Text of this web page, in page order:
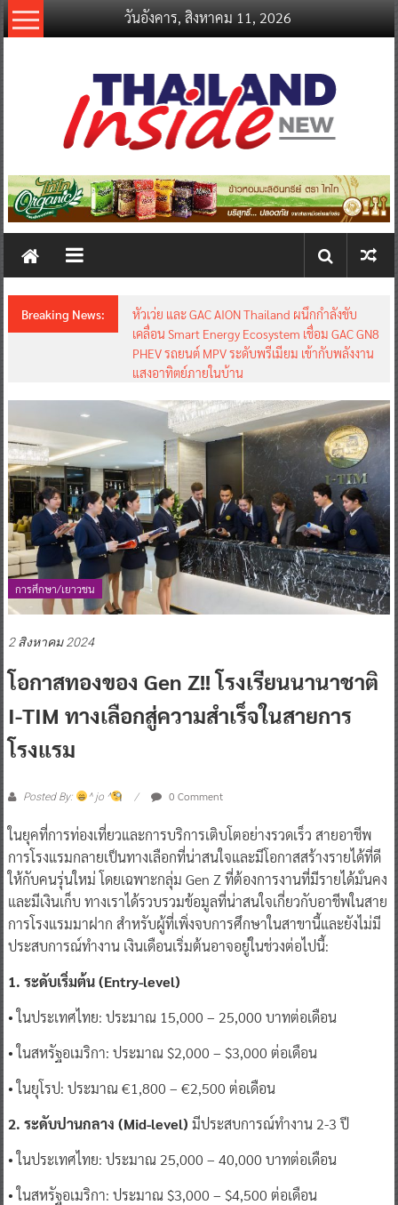
Skip
to
วันอังคาร, สิงหาคม 11, 2026
thailandinsidenew.com
Thailand
New
Breaking News:
หัวเว่ย และ GAC AION Thailand ผนึกกำลังขับ
เคลื่อน Smart Energy Ecosystem เชื่อม GAC GN8
PHEV รถยนต์ MPV ระดับพรีเมียม เข้ากับพลังงาน
แสงอาทิตย์ภายในบ้าน
การศึกษา/เยาวชน
2 สิงหาคม 2024
โอกาสทองของ Gen Z!! โรงเรียนนานาชาติ
I-TIM ทางเลือกสู่ความสำเร็จในสายการ
โรงแรม
Posted By: ^ jo ^ 0 Comment
ในยุคที่การท่องเที่ยวและการบริการเติบโตอย่างรวดเร็ว สายอาชีพ
การโรงแรมกลายเป็นทางเลือกที่น่าสนใจและมีโอกาสสร้างรายได้ที่ดี
ให้กับคนรุ่นใหม่ โดยเฉพาะกลุ่ม Gen Z ที่ต้องการงานที่มีรายได้มั่นคง
และมีเงินเก็บ ทางเราได้รวบรวมข้อมูลที่น่าสนใจเกี่ยวกับอาชีพในสาย
การโรงแรมมาฝาก สำหรับผู้ที่เพิ่งจบการศึกษาในสาขานี้และยังไม่มี
ประสบการณ์ทำงาน เงินเดือนเริ่มต้นอาจอยู่ในช่วงต่อไปนี้:
1. ระดับเริ่มต้น (Entry-level)
• ในประเทศไทย: ประมาณ 15,000 – 25,000 บาทต่อเดือน
• ในสหรัฐอเมริกา: ประมาณ $2,000 – $3,000 ต่อเดือน
• ในยุโรป: ประมาณ €1,800 – €2,500 ต่อเดือน
2. ระดับปานกลาง (Mid-level) มีประสบการณ์ทำงาน 2-3 ปี
• ในประเทศไทย: ประมาณ 25,000 – 40,000 บาทต่อเดือน
• ในสหรัฐอเมริกา: ประมาณ $3,000 – $4,500 ต่อเดือน